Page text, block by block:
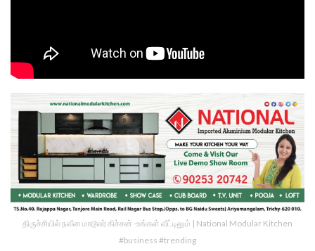
திருச்சியில் நவீன மாடூலர் கிச்சன் -உங்கள் வீட்டிலும் | National Modular Kitchen
#business #trending